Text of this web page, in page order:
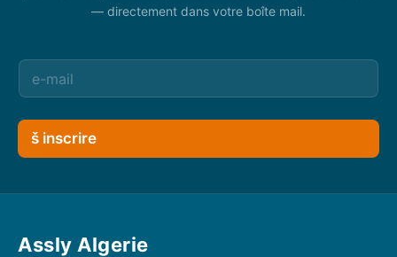
— directement dans votre boîte mail.
š inscrire
Assly Algerie